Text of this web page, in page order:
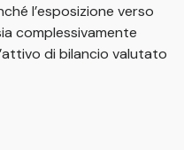
l’esposizione verso
complessivamente
di bilancio valutato